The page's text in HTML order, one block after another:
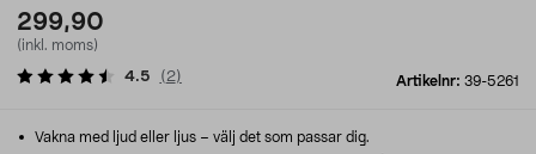
299,90
(inkl. moms)
Artikelnr: 39-5261
4.5 ( 2)
Vakna med ljud eller ljus – välj det som passar dig.